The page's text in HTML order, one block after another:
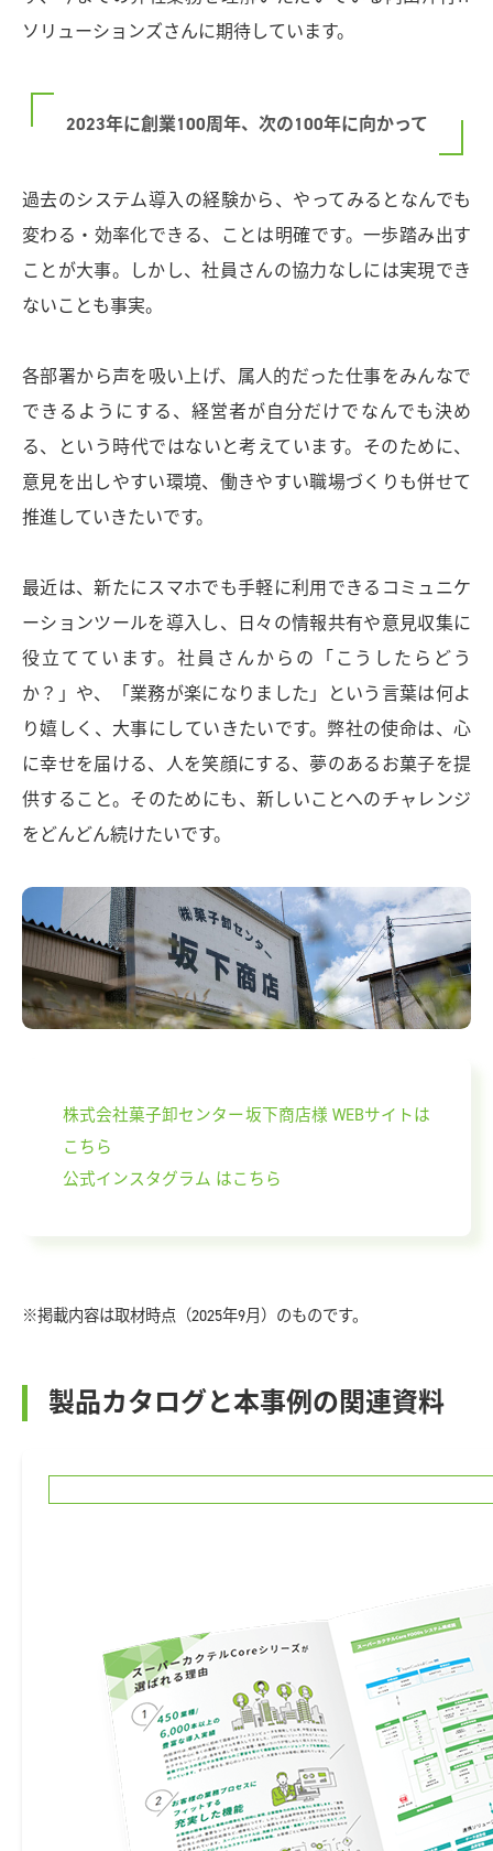
ソリューションズさんに期待しています。
2023年に創業100周年、次の100年に向かって
過去のシステム導入の経験から、やってみるとなんでも
変わる・効率化できる、ことは明確です。一歩踏み出す
ことが大事。しかし、社員さんの協力なしには実現でき
ないことも事実。
各部署から声を吸い上げ、属人的だった仕事をみんなで
できるようにする、経営者が自分だけでなんでも決め
る、という時代ではないと考えています。そのために、
意見を出しやすい環境、働きやすい職場づくりも併せて
推進していきたいです。
最近は、新たにスマホでも手軽に利用できるコミュニケ
ーションツールを導入し、日々の情報共有や意見収集に
役立てています。社員さんからの「こうしたらどう
か？」や、「業務が楽になりました」という言葉は何よ
り嬉しく、大事にしていきたいです。弊社の使命は、心
に幸せを届ける、人を笑顔にする、夢のあるお菓子を提
供すること。そのためにも、新しいことへのチャレンジ
をどんどん続けたいです。
株式会社菓子卸センター坂下商店様 WEBサイトは
こちら
公式インスタグラム はこちら
※掲載内容は取材時点（2025年9月）のものです。
製品カタログと本事例の関連資料